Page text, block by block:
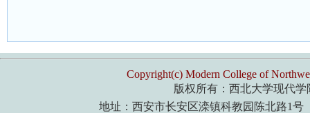
Copyright(c) Modern College of
版权所有：西北大学现代学
地址：西安市长安区滦镇科教园陈北路1